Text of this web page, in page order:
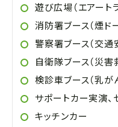
遊び広場（エアート
消防署ブース（煙ド
警察署ブース（交通
自衛隊ブース（災害
検診車ブース（乳が
サポートカー実演
キッチンカー